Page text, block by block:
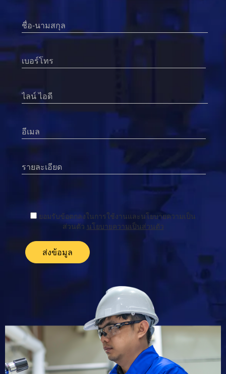
ยอมรับข้อตกลงในการใช้งานและนโยบายความเป็น
ส่วนตัว นโยบายความเป็นส่วนตัว
ส่งข้อมูล